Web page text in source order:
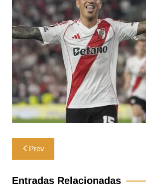
Navegación
de
entradas
Prev
Entradas Relacionadas